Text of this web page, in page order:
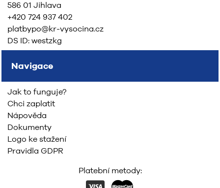
586 01 Jihlava
+420 724 937 402
platbypo@kr-vysocina.cz
DS ID: westzkg
Navigace
Jak to funguje?
Chci zaplatit
Nápověda
Dokumenty
Logo ke stažení
Pravidla GDPR
Platební metody: